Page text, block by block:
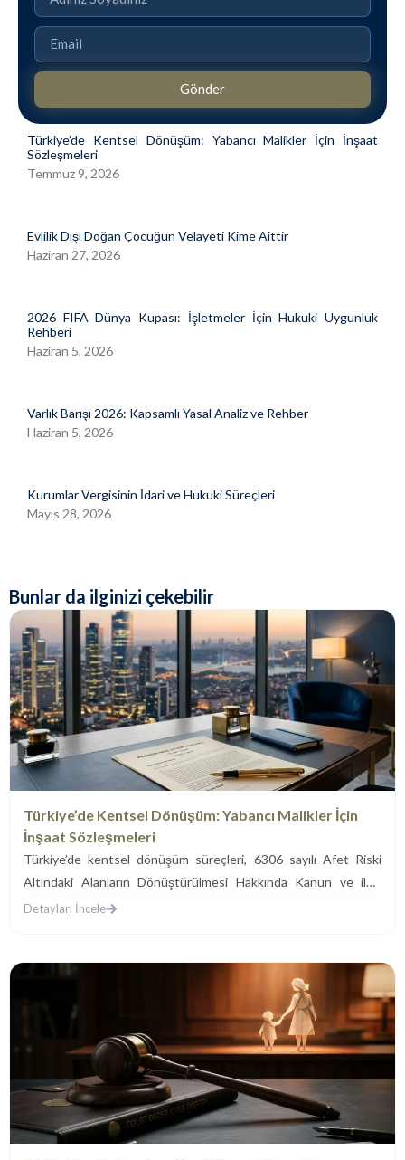
Gönder
Türkiye’de Kentsel Dönüşüm: Yabancı Malikler İçin İnşaat
Sözleşmeleri
Temmuz 9, 2026
Evlilik Dışı Doğan Çocuğun Velayeti Kime Aittir
Haziran 27, 2026
2026 FIFA Dünya Kupası: İşletmeler İçin Hukuki Uygunluk
Rehberi
Haziran 5, 2026
Varlık Barışı 2026: Kapsamlı Yasal Analiz ve Rehber
Haziran 5, 2026
Kurumlar Vergisinin İdari ve Hukuki Süreçleri
Mayıs 28, 2026
Bunlar da ilginizi çekebilir
Türkiye’de Kentsel Dönüşüm: Yabancı Malikler İçin
İnşaat Sözleşmeleri
Türkiye’de kentsel dönüşüm süreçleri, 6306 sayılı Afet Riski
Altındaki Alanların Dönüştürülmesi Hakkında Kanun ve ilgili
yönetmelikler çerçevesinde yürütülen,...
Detayları İncele